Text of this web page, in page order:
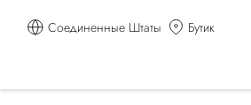
Соединенные Штаты Бутик